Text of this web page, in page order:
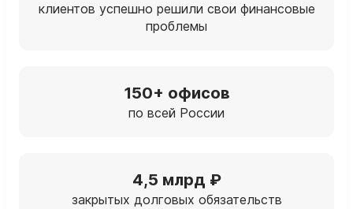
клиентов успешно решили свои финансовые
проблемы
150+ офисов
по всей России
4,5 млрд ₽
закрытых долговых обязательств